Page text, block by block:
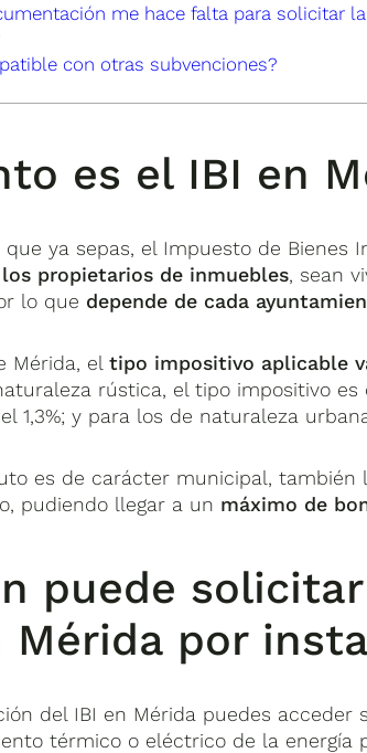
me hace falta para solicitar
con otras subvenciones?
es el IBI en
que ya sepas, el Impuesto de Bienes
propietarios de inmuebles, sean
lo que depende de cada
Mérida, eltipo impositivo aplicable
rústica, el tipo impositivo es
1,3%; y para los de naturaleza
es de carácter municipal,
pudiendo llegar a un máximo de
puede
Mérida por
del IBI en Mérida puedes
térmico o eléctrico de la energía